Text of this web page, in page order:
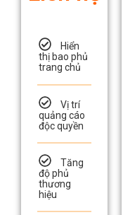
Liên hệ
Hiển
thị bao phủ
trang chủ
Vị trí
quảng cáo
độc quyền